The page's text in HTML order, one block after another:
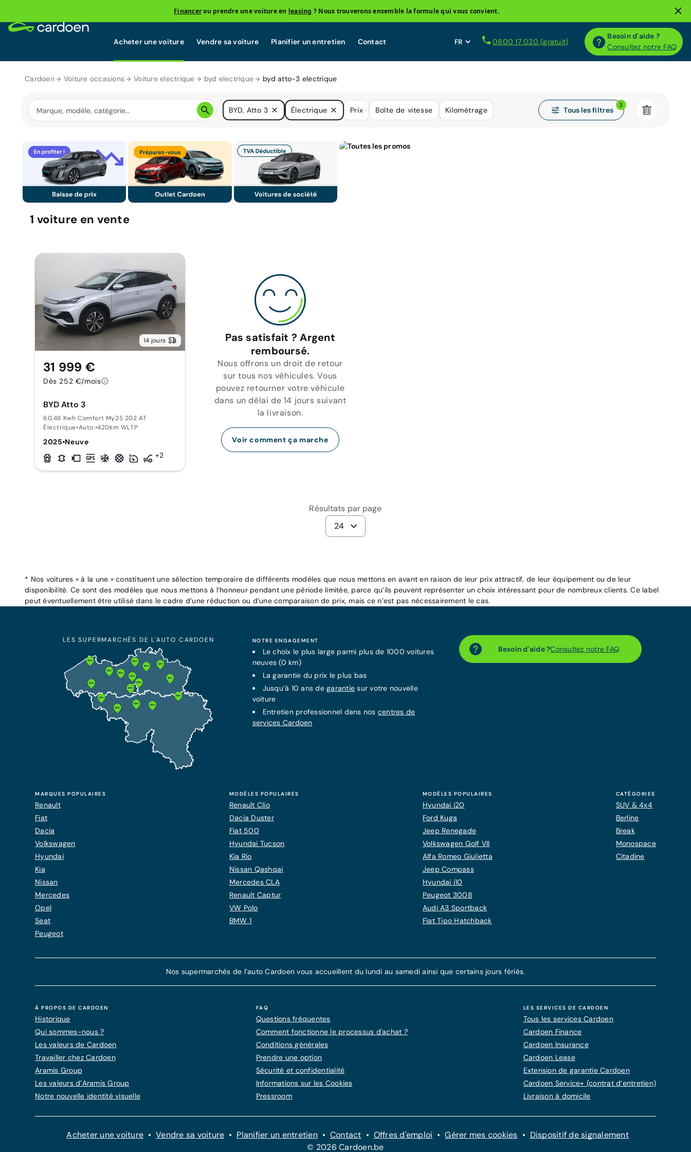
Financerou prendre une voiture en leasing ? Nous trouverons ensemble la formule qui vous convient.
Acheter une voiture Vendre sa voiture Planifier un entretien Contact 0800 17 020 (gratuit)
Besoin d'aide ?
Consultez notre FAQ
Cardoen Voiture occasions Voiture electrique byd electrique byd atto-3 electrique
BYD, Atto 3 Électrique Prix Boîte de vitesse Kilométrage Tous les filtres
3
1 voiture en vente
14 jours
BYD Atto 3
60.48 Kwh Comfort My25 202 AT
Électrique•Auto.•420km WLTP
2025•Neuve
+2
31 999 €
Dès 252 €/mois
Pas satisfait ? Argent
remboursé.
Nous offrons un droit de retour
sur tous nos véhicules. Vous
pouvez retourner votre véhicule
dans un délai de 14 jours suivant
la livraison.
Voir comment ça marche
Résultats par page
24
* Nos voitures « à la une » constituent une sélection temporaire de différents modèles que nous mettons en avant en raison de leur prix attractif, de leur équipement ou de leur
disponibilité. Ce sont des modèles que nous mettons à l’honneur pendant une période limitée, parce qu’ils peuvent représenter un choix intéressant pour de nombreux clients. Ce label
peut éventuellement être utilisé dans le cadre d’une réduction ou d’une comparaison de prix, mais ce n’est pas nécessairement le cas.
Besoin d'aide ?Consultez notre FAQ
NOTRE ENGAGEMENT
Le choix le plus large parmi plus de 1000 voitures
neuves (0 km)
Lagarantie du prix le plus bas
Jusqu’à 10 ans degarantie sur votre nouvelle
voiture
Entretien professionnel dans nos centres de
services Cardoen
LES SUPERMARCHÉS DE L'AUTO CARDOEN
MARQUES POPULAIRES
Renault
Fiat
Dacia
Volkswagen
Hyundai
Kia
Nissan
Mercedes
Opel
Seat
Peugeot
MODÈLES POPULAIRES
Renault Clio
Dacia Duster
Fiat 500
Hyundai Tucson
Kia Rio
Nissan Qashqai
Mercedes CLA
Renault Captur
VW Polo
BMW 1
MODÈLES POPULAIRES
Hyundai i20
Ford Kuga
Jeep Renegade
Volkswagen Golf VII
Alfa Romeo Giulietta
Jeep Compass
Hyundai i10
Peugeot 3008
Audi A3 Sportback
Fiat Tipo Hatchback
CATÉGORIES
SUV & 4x4
Berline
Break
Monospace
Citadine
Nos supermarchés de l’auto Cardoen vous accueillent du lundi au samedi ainsi que certains jours fériés.
À PROPOS DE CARDOEN
Historique
Qui sommes-nous ?
Les valeurs de Cardoen
Travailler chez Cardoen
Aramis Group
Les valeurs d’Aramis Group
Notre nouvelle identité visuelle
FAQ
Questions fréquentes
Comment fonctionne le processus d'achat ?
Conditions générales
Prendre une option
Sécurité et confidentialité
Informations sur les Cookies
Pressroom
LES SERVICES DE CARDOEN
Tous les services Cardoen
Cardoen Finance
Cardoen Insurance
Cardoen Lease
Extension de garantie Cardoen
Cardoen Service+ (contrat d’entretien)
Livraison à domicile
Acheter une voiture Vendre sa voiture Planifier un entretien Contact Offres d'emploi Gérer mes cookies
Dispositif de signalement
© 2026 Cardoen.be